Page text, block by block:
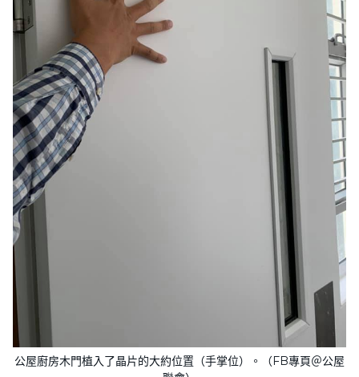
公屋廚房木門植入了晶片的大約位置（手掌位）。（FB專頁＠公屋